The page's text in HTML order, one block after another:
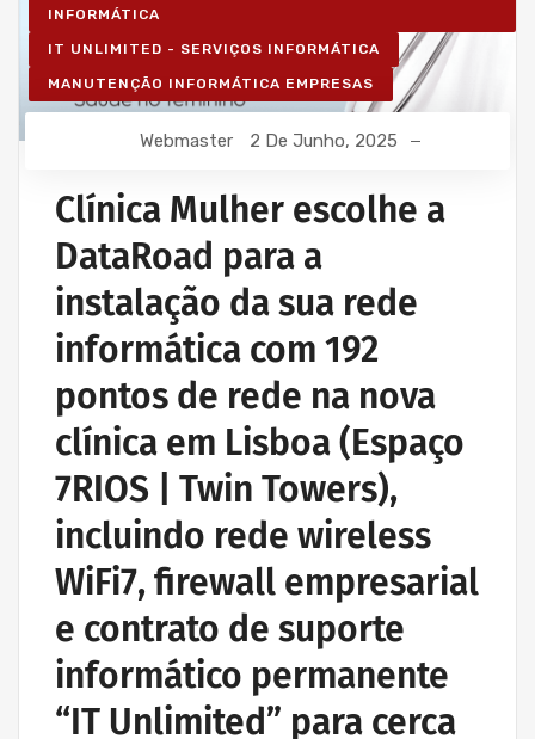
INFORMÁTICA
IT UNLIMITED - SERVIÇOS INFORMÁTICA
MANUTENÇÃO INFORMÁTICA EMPRESAS
Webmaster 2 De Junho, 2025
Clínica Mulher escolhe a
DataRoad para a
instalação da sua rede
informática com 192
pontos de rede na nova
clínica em Lisboa (Espaço
7RIOS | Twin Towers),
incluindo rede wireless
WiFi7, firewall empresarial
e contrato de suporte
informático permanente
“IT Unlimited” para cerca